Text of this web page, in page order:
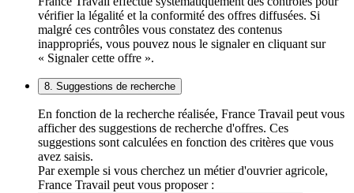
vérifier la légalité et la conformité des offres diffusées. Si
malgré ces contrôles vous constatez des contenus
inappropriés, vous pouvez nous le signaler en cliquant sur
« Signaler cette offre ».
8. Suggestions de recherche
En fonction de la recherche réalisée, France Travail peut vous
afficher des suggestions de recherche d'offres. Ces
suggestions sont calculées en fonction des critères que vous
avez saisis.
Par exemple si vous cherchez un métier d'ouvrier agricole,
France Travail peut vous proposer :